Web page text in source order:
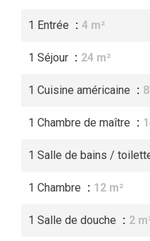
1 Entrée 4 m²
1 Séjour 24 m²
1 Cuisine américaine
1 Chambre de maître
1 Salle de bains /
1 Chambre 12 m²
1 Salle de douche 2